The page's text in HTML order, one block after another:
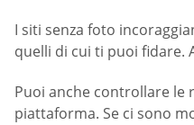
I siti senza foto
quelli di cui ti puoi fidare.
Puoi anche controllare le
piattaforma. Se ci sono